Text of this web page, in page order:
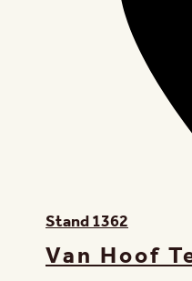
Stand1362
Van Hoof